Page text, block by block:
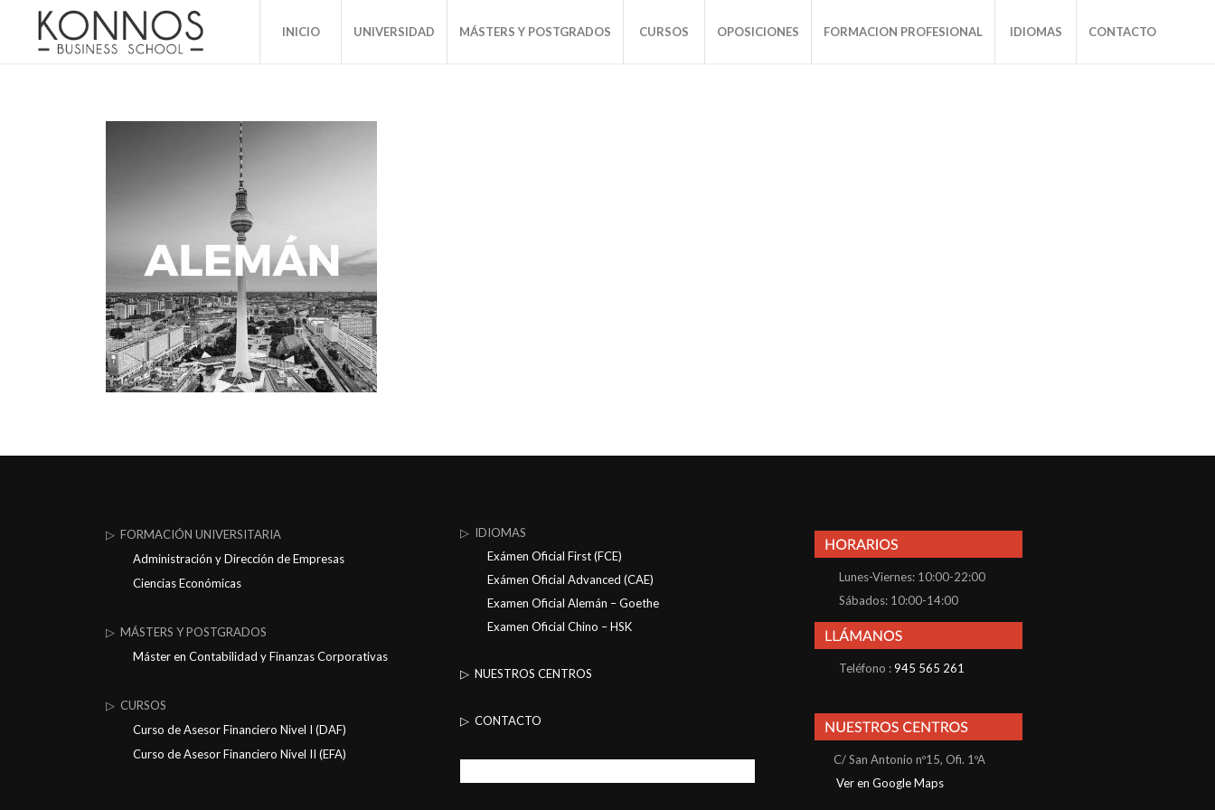
INICIO UNIVERSIDAD MÁSTERS Y POSTGRADOS CURSOS OPOSICIONES FORMACION PROFESIONAL IDIOMAS CONTACTO
▷ FORMACIÓN UNIVERSITARIA
Administración y Dirección de Empresas
Ciencias Económicas
▷ MÁSTERS Y POSTGRADOS
Máster en Contabilidad y Finanzas Corporativas
▷ CURSOS
Curso de Asesor Financiero Nivel I (DAF)
Curso de Asesor Financiero Nivel II (EFA)
▷ IDIOMAS
Exámen Oficial First (FCE)
Exámen Oficial Advanced (CAE)
Examen Oficial Alemán – Goethe
Examen Oficial Chino – HSK
▷ NUESTROS CENTROS
▷ CONTACTO
Lunes-Viernes: 10:00-22:00
Sábados: 10:00-14:00
Teléfono :945 565 261
C/ San Antonio nº15, Ofi. 1ºA
Ver en Google Maps